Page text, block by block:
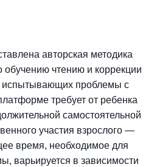
авторская методика
обучению чтению и коррекции
испытывающих проблемы с
требует от ребенка
самостоятельной
участия взрослого —
время, необходимое для
варьируется в зависимости